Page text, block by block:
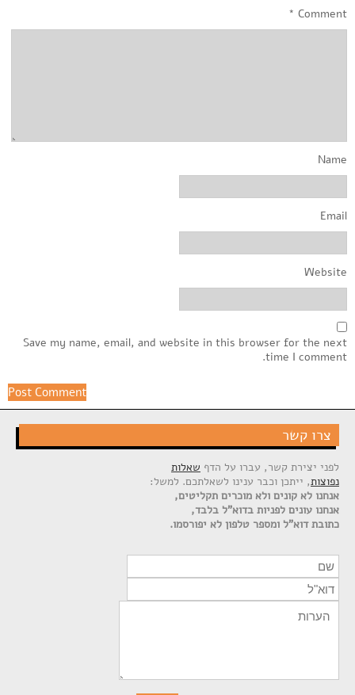
Comment
*
Name
Email
Website
Save my name, email, and website in this browser for the next
time I comment.
צרו קשר
לפני יצירת קשר, עברו על הדף שאלות
נפוצות, ייתכן וכבר ענינו לשאלתכם. למשל:
אנחנו לא קונים ולא מוכרים תקליטים,
אנחנו עונים לפניות בדוא"ל בלבד,
כתובת דוא"ל ומספר טלפון לא יפורסמו.